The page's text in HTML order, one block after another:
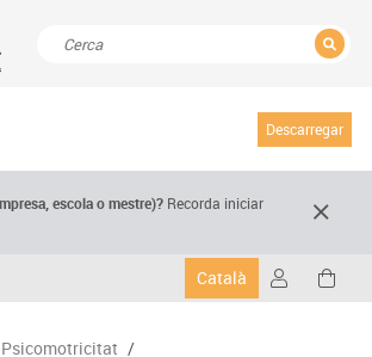
Descarregar
escola o mestre)? Recorda iniciar
Català
Psicomotricitat /